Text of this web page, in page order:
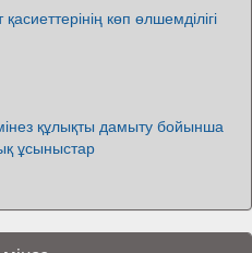
көп өлшемділігі
құлықты дамыту бойынша
ұсыныстар